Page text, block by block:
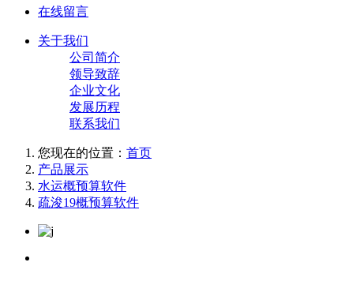
在线留言
关于我们
公司简介
领导致辞
企业文化
发展历程
联系我们
您现在的位置： 首页
产品展示
水运概预算软件
疏浚19概预算软件